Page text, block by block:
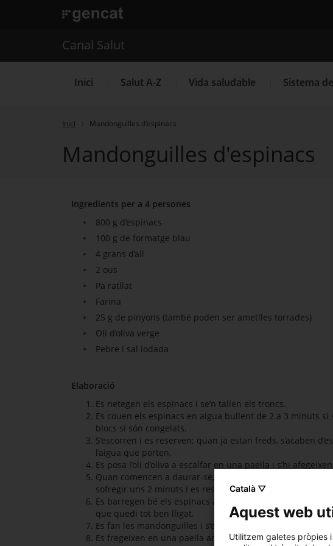
. Obre en una nova finestra.
La Meva Salut . Obre en una
Canal Salut
Inici Salut A-Z Vida saludable Sistema
. Obre en una nova finestra.
Inici Mandonguilles d'espinacs
Mandonguilles d'espinacs
Ingredients per a 4 persones
800 g d’espinacs
100 g de formatge blau
4 grans d’all
2 ous
Pa ratllat
Farina
25 g de pinyons (també poden ser ametlles torrades)
Oli d’oliva verge
Pebre i sal iodada
Elaboració
Es netegen els espinacs i se’n tallen els troncs.
Es couen els espinacs en aigua bullent de 2 a 3 minuts si
blocs si són congelats.
S’escorren i es reserven; quan ja estan freds, s’acaben
l’aigua que porten.
Es posa l’oli d’oliva a escalfar en una paella i s’hi
Quan comencen a daurar-se, s’hi afegeixen els espinacs,
sofregir uns 2 minuts i es reserva fins que es refreda.
Es barregen bé els espinacs amb els ous batuts i el
que quedi tot ben lligat.
Es fan les mandonguilles i s’enfarinen.
Es fregeixen en una paella amb oli abundant i calent.
Català ▽
Aquest web
Utilitzem galetes pròpies